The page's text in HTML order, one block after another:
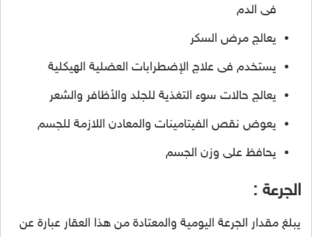
فى الدم
يعالج مرض السكر
يستخدم فى علاج الإضطرابات العضلية الهيكلية
يعالج حالات سوء التغذية للجلد والأظافر والشعر
يعوض نقص الفيتامينات والمعادن اللازمة للجسم
يحافظ على وزن الجسم
الجرعة :
يبلغ مقدار الجرعة اليومية والمعتادة من هذا العقار عبارة عن